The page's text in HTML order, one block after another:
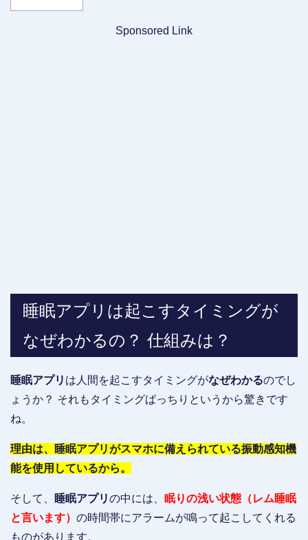
Sponsored Link
睡眠アプリは起こすタイミングが
なぜわかるの？ 仕組みは？
睡眠アプリ は人間を起こすタイミングがなぜわかるのでし
ょうか？ それもタイミングばっちりというから驚きです
ね。
理由は、睡眠アプリがスマホに備えられている振動感知機
能を使用しているから。
そして、 睡眠アプリの中には、 眠りの浅い状態（レム睡眠
と言います） の時間帯にアラームが鳴って起こしてくれる
ものがあります。